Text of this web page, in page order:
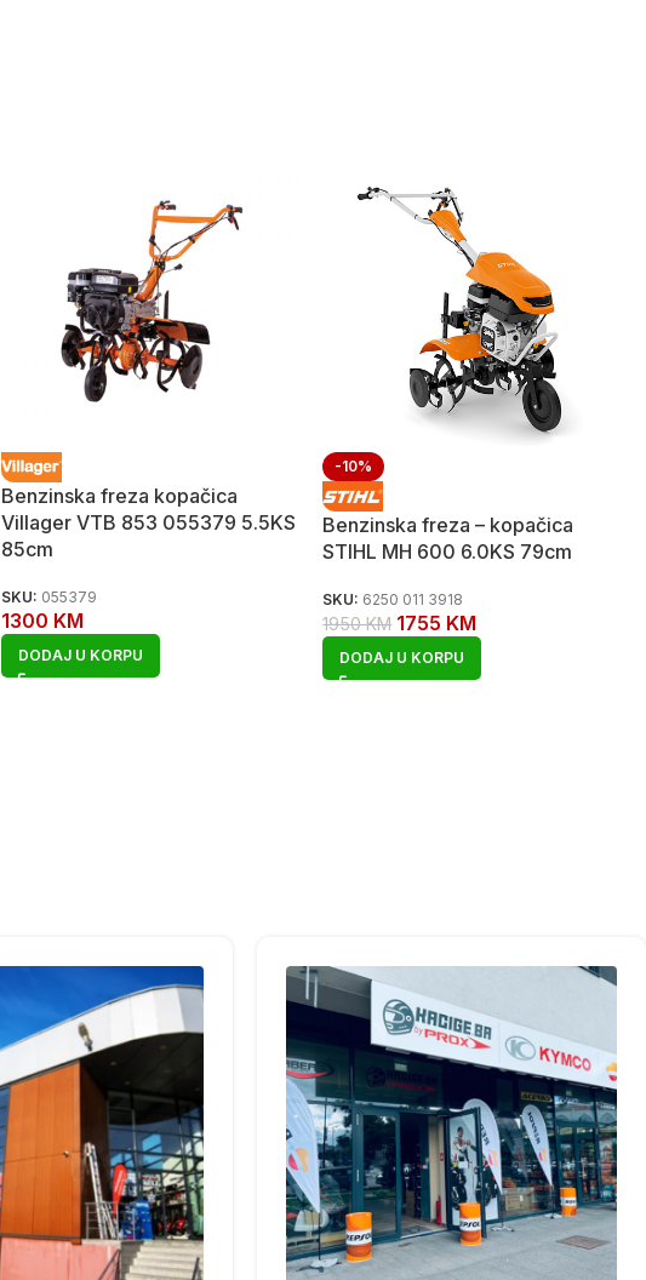
Benzinska freza kopačica
Villager VTB 853 055379 5.5KS
85cm
SKU: 055379
1300 KM
DODAJ U KORPU
-10%
Benzinska freza – kopačica
STIHL MH 600 6.0KS 79cm
SKU: 6250 011 3918
1950KM 1755 KM
DODAJ U KORPU